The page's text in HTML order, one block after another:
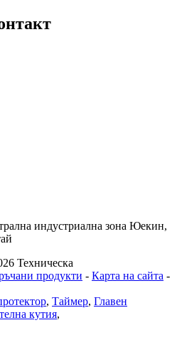
индустриална зона Юекин,
Техническа
продукти - Карта на сайта -
, Таймер, Главен
кутия,